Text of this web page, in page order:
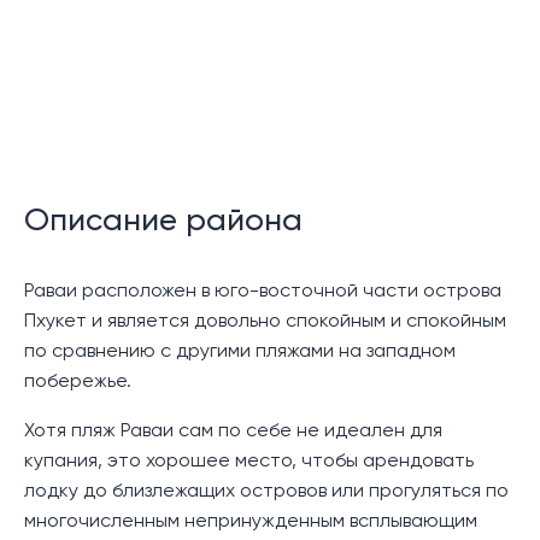
спокойствие и удобство в идиллическом месте,
нетронутых пляжей Най Харн и Раваи.
Этот современный комплекс состоит из трех 7-
этажных зданий, предлагающих в общей сложности
595 квартир. Планы этажей включают студии, 1-
комнатные и 2-комнатные варианты с жилой
площадью от 24 до 36 квадратных метров. В каждом
номере есть функциональная мини-кухня или
Описание района
Раваи расположен в юго-восточной части острова
Пхукет и является довольно спокойным и спокойным
по сравнению с другими пляжами на западном
побережье.
Хотя пляж Раваи сам по себе не идеален для
купания, это хорошее место, чтобы арендовать
лодку до близлежащих островов или прогуляться по
многочисленным непринужденным всплывающим